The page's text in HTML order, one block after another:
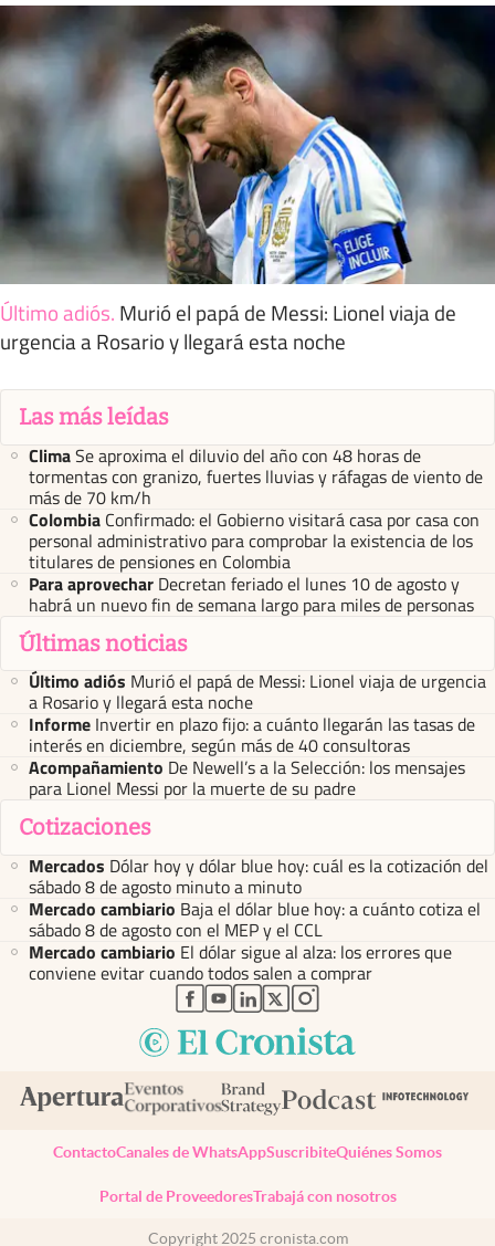
Último adiós. Murió el papá de Messi: Lionel viaja de
urgencia a Rosario y llegará esta noche
Las más leídas
ClimaSe aproxima el diluvio del año con 48 horas de
tormentas con granizo, fuertes lluvias y ráfagas de viento de
más de 70 km/h
Colombia Confirmado: el Gobierno visitará casa por casa con
personal administrativo para comprobar la existencia de los
titulares de pensiones en Colombia
Para aprovechar Decretan feriado el lunes 10 de agosto y
habrá un nuevo fin de semana largo para miles de personas
Últimas noticias
Último adiós Murió el papá de Messi: Lionel viaja de urgencia
a Rosario y llegará esta noche
Informe Invertir en plazo fijo: a cuánto llegarán las tasas de
interés en diciembre, según más de 40 consultoras
Acompañamiento De Newell’s a la Selección: los mensajes
para Lionel Messi por la muerte de su padre
Cotizaciones
Mercados Dólar hoy y dólar blue hoy: cuál es la cotización del
sábado 8 de agosto minuto a minuto
Mercado cambiario Baja el dólar blue hoy: a cuánto cotiza el
sábado 8 de agosto con el MEP y el CCL
Mercado cambiario El dólar sigue al alza: los errores que
conviene evitar cuando todos salen a comprar
abre en nueva pestaña
abre en nueva pestaña
abre en nueva pestaña
abre en nueva pestaña
abre en nueva pestaña
ContactoCanales de WhatsAppSuscribiteQuiénes Somos
Portal de ProveedoresTrabajá con nosotros
Copyright 2025 cronista.com